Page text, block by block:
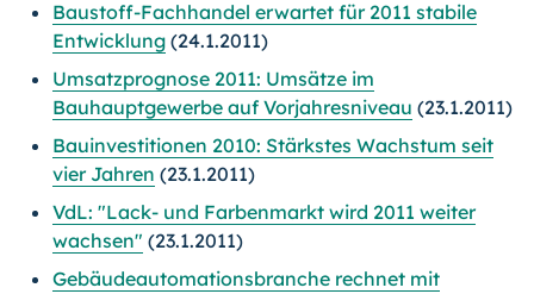
Baustoff-Fachhandel erwartet für 2011 stabile
Entwicklung (24.1.2011)
Umsatzprognose 2011: Umsätze im
Bauhauptgewerbe auf Vorjahresniveau (23.1.2011)
Bauinvestitionen 2010: Stärkstes Wachstum seit
vier Jahren (23.1.2011)
VdL: "Lack- und Farbenmarkt wird 2011 weiter
wachsen" (23.1.2011)
Gebäudeautomationsbranche rechnet mit